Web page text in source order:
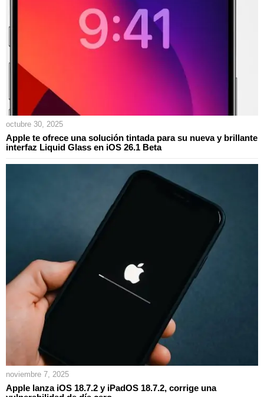
octubre 30, 2025
Apple te ofrece una solución tintada para su nueva y brillante
interfaz Liquid Glass en iOS 26.1 Beta
noviembre 7, 2025
Apple lanza iOS 18.7.2 y iPadOS 18.7.2, corrige una